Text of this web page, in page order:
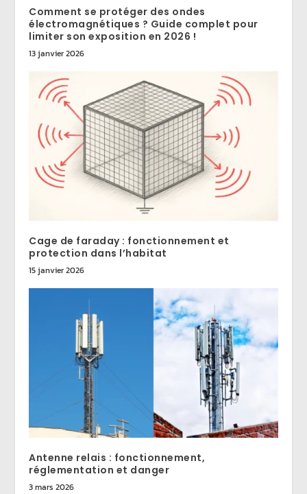
Comment se protéger des ondes
électromagnétiques ? Guide complet pour
limiter son exposition en 2026 !
13 janvier 2026
Cage de faraday : fonctionnement et
protection dans l’habitat
15 janvier 2026
Antenne relais : fonctionnement,
réglementation et danger
3 mars 2026